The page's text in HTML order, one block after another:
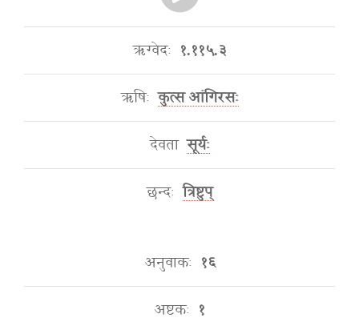
ऋग्वेदः १.११५.३
ऋषिः कुत्स आंगिरसः
देवता सूर्यः
छन्दः त्रिष्टुप्
अनुवाकः १६
अष्टकः १